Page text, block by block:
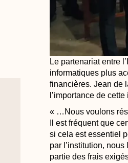
Le partenariat entre
informatiques plus
financières. Jean de
l’importance de
« …Nous voulons
Il est fréquent que
si cela est essentiel
par l’institution,
partie des frais